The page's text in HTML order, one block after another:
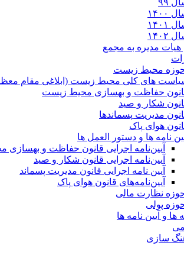
۹۹
۱۴۰۰
۱۴۰۱
۱۴۰۲
مدیره به مجمع
حوزه محیط زیست
ﻫﺎی ﮐﻠﯽ ﻣﺤﯿﻂ زﯾﺴﺖ (ابلاغی مقام
حفاظت و بهسازی محیط زیست
شکار و صید
مدیریت پسماندها
هوای پاک
نامه ها و دستور العمل ها
آیین‌نامه اجرایی قانون حفاظت و
آیین‌نامه اجرایی قانون شکار و صید
آیین نامه اجرایی قانون مدیریت پسماند
آیین‌نامه‌های قانون هوای پاک
حوزه نظارت مالی
پولی
ها و آیین نامه ها
سازی